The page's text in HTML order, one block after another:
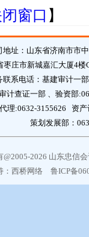
窗口 】
地址：山东省济南市市
枣庄市新城嘉汇大厦4
联系电话：基建审计一
计查证一部 、验资部
理:0632-3155626 资
策划发展部：
@2005-2026 山东忠信
西桥网络 鲁ICP备